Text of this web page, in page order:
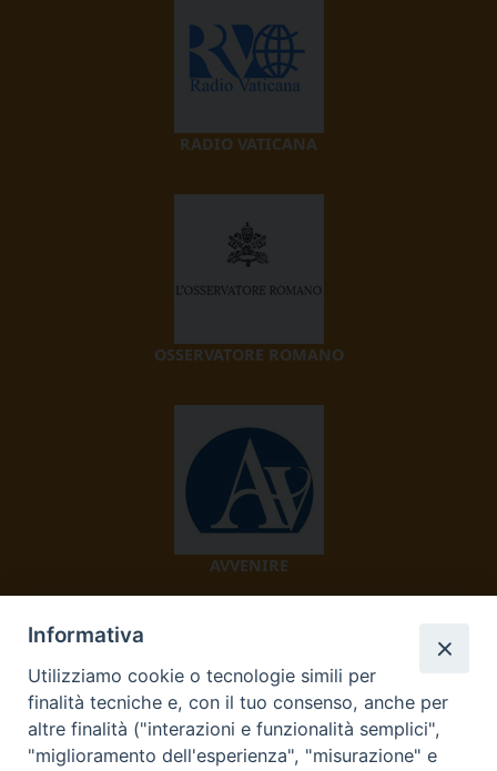
RADIO VATICANA
OSSERVATORE ROMANO
AVVENIRE
Informativa
Utilizziamo cookie o tecnologie simili per
finalità tecniche e, con il tuo consenso, anche per
altre finalità ("interazioni e funzionalità semplici",
"miglioramento dell'esperienza", "misurazione" e